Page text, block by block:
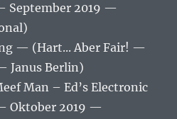
September 2019 —
— (Hart​.​.​. Aber Fair! —
Janus Berlin)
Man – Ed’s Electronic
Oktober 2019 —